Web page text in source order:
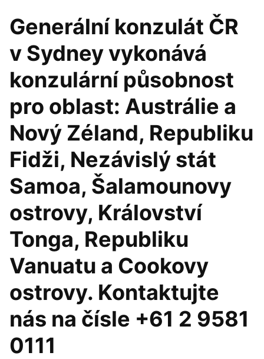
Generální konzulát ČR
v Sydney vykonává
konzulární působnost
pro oblast: Austrálie a
Nový Zéland, Republiku
Fidži, Nezávislý stát
Samoa, Šalamounovy
ostrovy, Království
Tonga, Republiku
Vanuatu a Cookovy
ostrovy. Kontaktujte
nás na čísle +61 2 9581
0111